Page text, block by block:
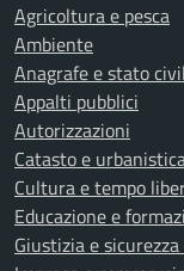
Agricoltura e pesca
Ambiente
Anagrafe e stato
Appalti pubblici
Autorizzazioni
Catasto e
Cultura e tempo
Educazione e
Giustizia e